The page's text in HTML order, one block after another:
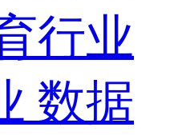
行业
数据